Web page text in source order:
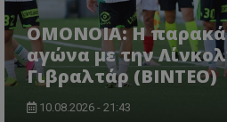
OMONOIA: Η
αγώνα με την
Γιβραλτάρ (BINTEO)
10.08.2026 - 21:43